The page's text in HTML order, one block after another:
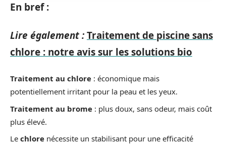
En bref :
Lire également :Traitement de piscine sans
chlore : notre avis sur les solutions bio
Traitement au chlore : économique mais
potentiellement irritant pour la peau et les yeux.
Traitement au brome : plus doux, sans odeur, mais coût
plus élevé.
Le chlore nécessite un stabilisant pour une efficacité